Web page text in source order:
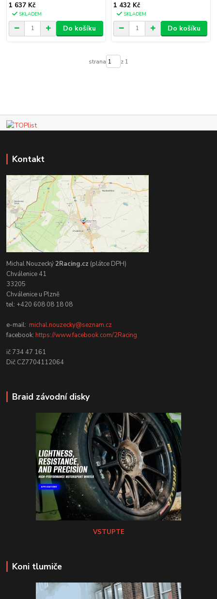
1 637 Kč
SKLADEM
Do košíku
1 432 Kč
SKLADEM
Do košíku
strana z 1
Kontakt
Michal Nouzecký2Racing.cz (plátce DPH)
Chválenice 41
33205
Chválenice u Plzně
tel: +420 608 08 18 08
e-mail:michal.nouzecky@seznam.cz
facebook:https://www.facebook.com/2Racing
ič 734 47 161
Dič CZ7704112064
Braid závodní disky
VSTUPTE
Koni tlumiče